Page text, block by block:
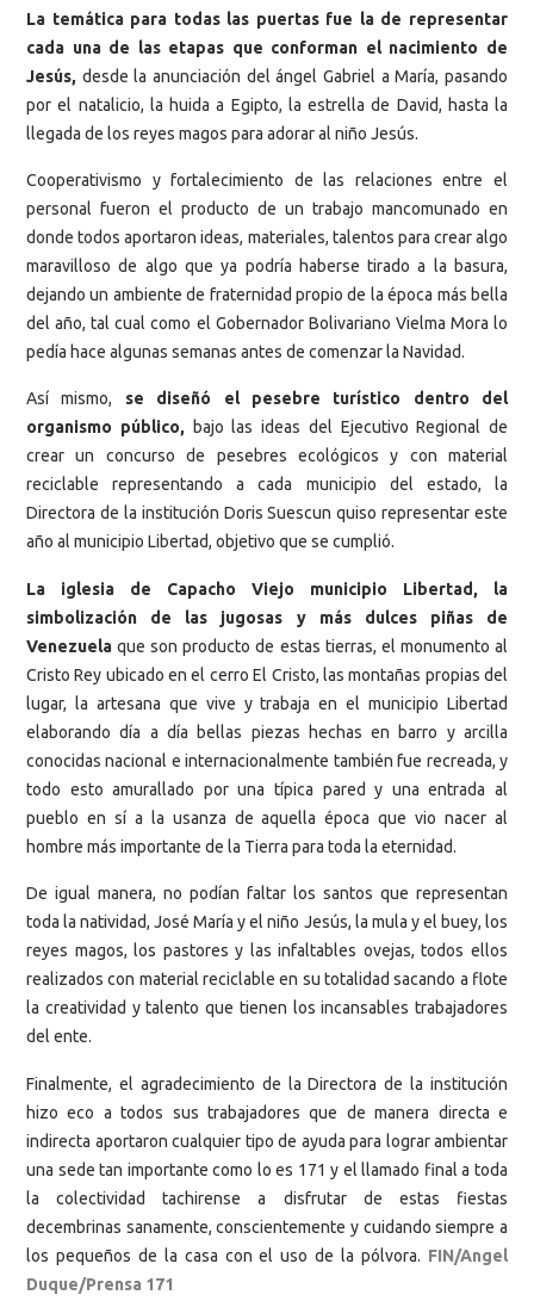
La temática para todas las puertas fue la de representar
cada una de las etapas que conforman el nacimiento de
Jesús, desde la anunciación del ángel Gabriel a María, pasando
por el natalicio, la huida a Egipto, la estrella de David, hasta la
llegada de los reyes magos para adorar al niño Jesús.
Cooperativismo y fortalecimiento de las relaciones entre el
personal fueron el producto de un trabajo mancomunado en
donde todos aportaron ideas, materiales, talentos para crear algo
maravilloso de algo que ya podría haberse tirado a la basura,
dejando un ambiente de fraternidad propio de la época más bella
del año, tal cual como el Gobernador Bolivariano Vielma Mora lo
pedía hace algunas semanas antes de comenzar la Navidad.
Así mismo, se diseñó el pesebre turístico dentro del
organismo público, bajo las ideas del Ejecutivo Regional de
crear un concurso de pesebres ecológicos y con material
reciclable representando a cada municipio del estado, la
Directora de la institución Doris Suescun quiso representar este
año al municipio Libertad, objetivo que se cumplió.
La iglesia de Capacho Viejo municipio Libertad,
la
simbolización de las jugosas y más dulces piñas de
Venezuela que son producto de estas tierras, el monumento al
Cristo Rey ubicado en el cerro El Cristo, las montañas propias del
lugar, la artesana que vive y trabaja en el municipio Libertad
elaborando día a día bellas piezas hechas en barro y arcilla
conocidas nacional e internacionalmente también fue recreada, y
todo esto amurallado por una típica pared y una entrada al
pueblo en sí a la usanza de aquella época que vio nacer al
hombre más importante de la Tierra para toda la eternidad.
De igual manera, no podían faltar los santos que representan
toda la natividad, José María y el niño Jesús, la mula y el buey, los
reyes magos, los pastores y las infaltables ovejas, todos ellos
realizados con material reciclable en su totalidad sacando a flote
la creatividad y talento que tienen los incansables trabajadores
del ente.
Finalmente, el agradecimiento de la Directora de la institución
hizo eco a todos sus trabajadores que de manera directa e
indirecta aportaron cualquier tipo de ayuda para lograr ambientar
una sede tan importante como lo es 171 y el llamado final a toda
la colectividad tachirense a disfrutar de estas fiestas
decembrinas sanamente, conscientemente y cuidando siempre a
los pequeños de la casa con el uso de la pólvora. FIN/Angel
Duque/Prensa 171